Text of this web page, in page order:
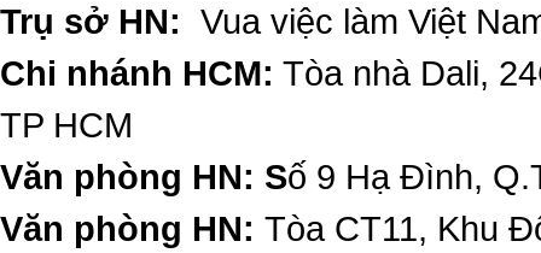
Trụ sở HN: Vua việc làm Việt
Chi nhánh HCM: Tòa nhà Dali,
TP HCM
Văn phòng HN: Số 9 Hạ Đình,
Văn phòng HN: Tòa CT11, Khu